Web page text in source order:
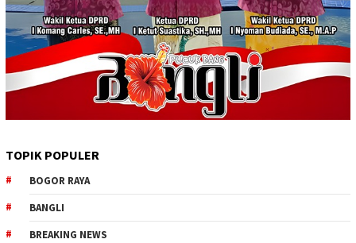
TOPIK POPULER
BOGOR RAYA
BANGLI
BREAKING NEWS